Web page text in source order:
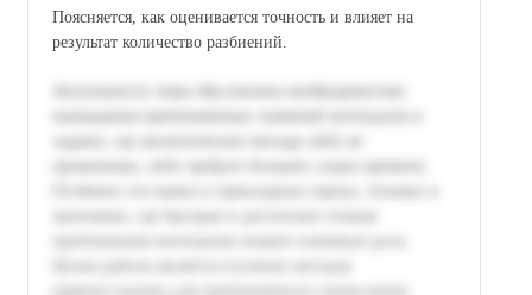
Поясняется, как оценивается точность и влияет на
результат количество разбиений.